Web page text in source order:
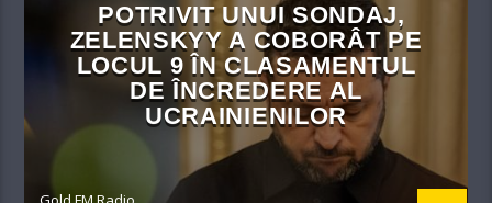
POTRIVIT UNUI SONDAJ,
ZELENSKYY A COBORÂT PE
LOCUL 9 ÎN CLASAMENTUL
DE ÎNCREDERE AL
UCRAINIENILOR